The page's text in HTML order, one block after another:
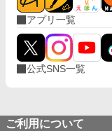
アプリ一覧
公式SNS一覧
ご利用について